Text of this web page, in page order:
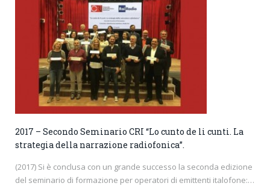
2017 – Secondo Seminario CRI “Lo cunto de li cunti. La
strategia della narrazione radiofonica”.
(2017) Si è conclusa con un grande successo la seconda edizione
del seminario di formazione per operatori di emittenti italofone:…